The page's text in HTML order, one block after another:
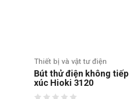
Thiết bị và vật tư điện
Bút thử điện không tiếp
xúc Hioki 3120